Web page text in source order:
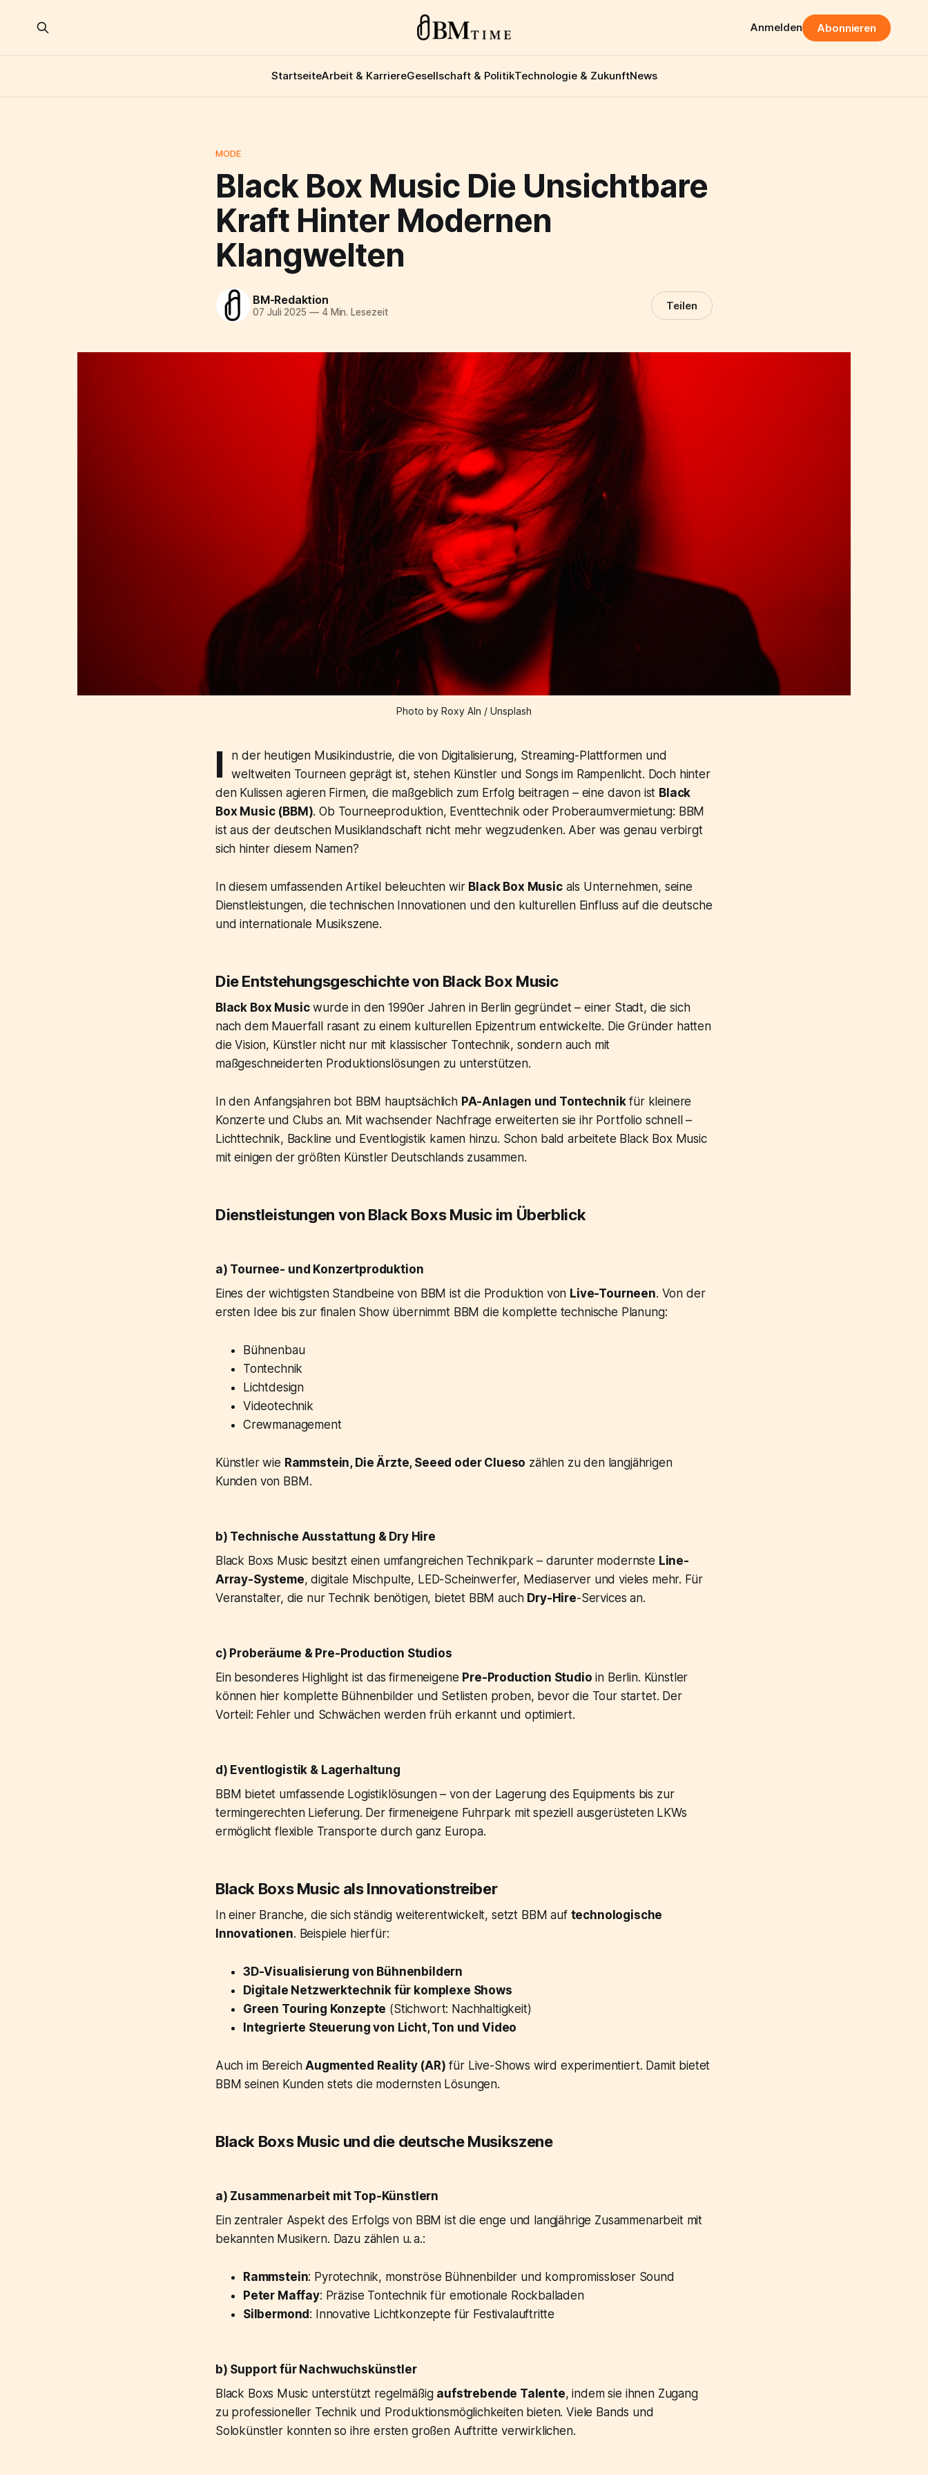
StartseiteArbeit & KarriereGesellschaft & PolitikTechnologie & ZukunftNews
Anmelden Abonnieren
MODE
Black Box Music Die Unsichtbare
Kraft Hinter Modernen
Klangwelten
BM-Redaktion
07 Juli 2025 —4 Min. Lesezeit Teilen
Photo by Roxy Aln / Unsplash
I
n der heutigen Musikindustrie, die von Digitalisierung, Streaming-Plattformen und
weltweiten Tourneen geprägt ist, stehen Künstler und Songs im Rampenlicht. Doch hinter
den Kulissen agieren Firmen, die maßgeblich zum Erfolg beitragen – eine davon ist Black
Box Music (BBM). Ob Tourneeproduktion, Eventtechnik oder Proberaumvermietung: BBM
ist aus der deutschen Musiklandschaft nicht mehr wegzudenken. Aber was genau verbirgt
sich hinter diesem Namen?
In diesem umfassenden Artikel beleuchten wir Black Box Musicals Unternehmen, seine
Dienstleistungen, die technischen Innovationen und den kulturellen Einfluss auf die deutsche
und internationale Musikszene.
Die Entstehungsgeschichte von Black Box Music
Black Box Musicwurde in den 1990er Jahren in Berlin gegründet – einer Stadt, die sich
nach dem Mauerfall rasant zu einem kulturellen Epizentrum entwickelte. Die Gründer hatten
die Vision, Künstler nicht nur mit klassischer Tontechnik, sondern auch mit
maßgeschneiderten Produktionslösungen zu unterstützen.
In den Anfangsjahren bot BBM hauptsächlich PA-Anlagen und Tontechnikfür kleinere
Konzerte und Clubs an. Mit wachsender Nachfrage erweiterten sie ihr Portfolio schnell –
Lichttechnik, Backline und Eventlogistik kamen hinzu. Schon bald arbeitete Black Box Music
mit einigen der größten Künstler Deutschlands zusammen.
Dienstleistungen von Black Boxs Music im Überblick
a) Tournee- und Konzertproduktion
Eines der wichtigsten Standbeine von BBM ist die Produktion von Live-Tourneen. Von der
ersten Idee bis zur finalen Show übernimmt BBM die komplette technische Planung:
Bühnenbau
Tontechnik
Lichtdesign
Videotechnik
Crewmanagement
Künstler wie Rammstein, Die Ärzte, Seeed oder Clueso zählen zu den langjährigen
Kunden von BBM.
b) Technische Ausstattung & Dry Hire
Black Boxs Music besitzt einen umfangreichen Technikpark – darunter modernste Line-
Array-Systeme, digitale Mischpulte, LED-Scheinwerfer, Mediaserver und vieles mehr. Für
Veranstalter, die nur Technik benötigen, bietet BBM auch Dry-Hire-Services an.
c) Proberäume & Pre-Production Studios
Ein besonderes Highlight ist das firmeneigene Pre-Production Studio in Berlin. Künstler
können hier komplette Bühnenbilder und Setlisten proben, bevor die Tour startet. Der
Vorteil: Fehler und Schwächen werden früh erkannt und optimiert.
d) Eventlogistik & Lagerhaltung
BBM bietet umfassende Logistiklösungen – von der Lagerung des Equipments bis zur
termingerechten Lieferung. Der firmeneigene Fuhrpark mit speziell ausgerüsteten LKWs
ermöglicht flexible Transporte durch ganz Europa.
Black Boxs Music als Innovationstreiber
In einer Branche, die sich ständig weiterentwickelt, setzt BBM auf technologische
Innovationen. Beispiele hierfür:
3D-Visualisierung von Bühnenbildern
Digitale Netzwerktechnik für komplexe Shows
Green Touring Konzepte (Stichwort: Nachhaltigkeit)
Integrierte Steuerung von Licht, Ton und Video
Auch im BereichAugmented Reality (AR) für Live-Shows wird experimentiert. Damit bietet
BBM seinen Kunden stets die modernsten Lösungen.
Black Boxs Music und die deutsche Musikszene
a) Zusammenarbeit mit Top-Künstlern
Ein zentraler Aspekt des Erfolgs von BBM ist die enge und langjährige Zusammenarbeit mit
bekannten Musikern. Dazu zählen u. a.:
Rammstein: Pyrotechnik, monströse Bühnenbilder und kompromissloser Sound
Peter Maffay: Präzise Tontechnik für emotionale Rockballaden
Silbermond : Innovative Lichtkonzepte für Festivalauftritte
b) Support für Nachwuchskünstler
Black Boxs Music unterstützt regelmäßig aufstrebende Talente, indem sie ihnen Zugang
zu professioneller Technik und Produktionsmöglichkeiten bieten. Viele Bands und
Solokünstler konnten so ihre ersten großen Auftritte verwirklichen.